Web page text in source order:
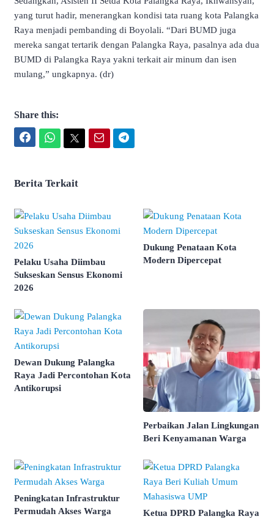
yang turut hadir, menerangkan kondisi tata ruang kota Palangka
Raya menjadi pembanding di Boyolali. “Dari BUMD juga
mereka sangat tertarik dengan Palangka Raya, pasalnya ada dua
BUMD di Palangka Raya yakni terkait air minum dan isen
mulang,” ungkapnya. (dr)
Share this:
Berita Terkait
Pelaku Usaha Diimbau
Sukseskan Sensus Ekonomi
2026
Dukung Penataan Kota
Modern Dipercepat
Dewan Dukung Palangka
Raya Jadi Percontohan Kota
Antikorupsi
Perbaikan Jalan Lingkungan
Beri Kenyamanan Warga
Peningkatan Infrastruktur
Permudah Akses Warga
Ketua DPRD Palangka Raya